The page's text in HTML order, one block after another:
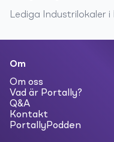
Lediga Industrilokaler i
Om
Om oss
Vad är Portally?
Q&A
Kontakt
PortallyPodden